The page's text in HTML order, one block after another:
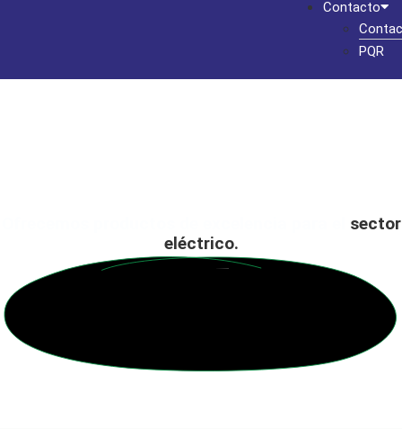
Contacto
PQR
sector
eléctrico.